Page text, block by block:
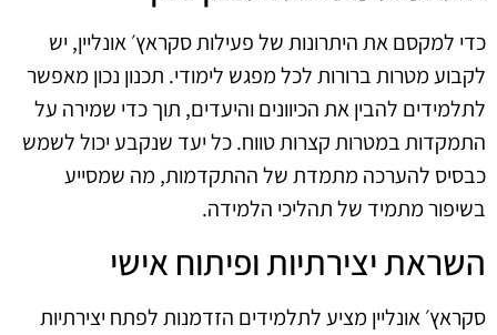
כדי למקסם את היתרונות של פעילות סקראץ׳ אונליין, יש
לקבוע מטרות ברורות לכל מפגש לימודי. תכנון נכון מאפשר
לתלמידים להבין את הכיוונים והיעדים, תוך כדי שמירה על
התמקדות במטרות קצרות טווח. כל יעד שנקבע יכול לשמש
כבסיס להערכה מתמדת של ההתקדמות, מה שמסייע
בשיפור מתמיד של תהליכי הלמידה.
השראת יצירתיות ופיתוח אישי
סקראץ׳ אונליין מציע לתלמידים הזדמנות לפתח יצירתיות